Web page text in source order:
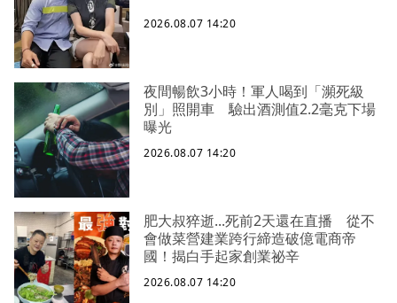
2026.08.07 14:20
夜間暢飲3小時！軍人喝到「瀕死級
別」照開車 驗出酒測值2.2毫克下場
曝光
2026.08.07 14:20
肥大叔猝逝...死前2天還在直播 從不
會做菜營建業跨行締造破億電商帝
國！揭白手起家創業祕辛
2026.08.07 14:20